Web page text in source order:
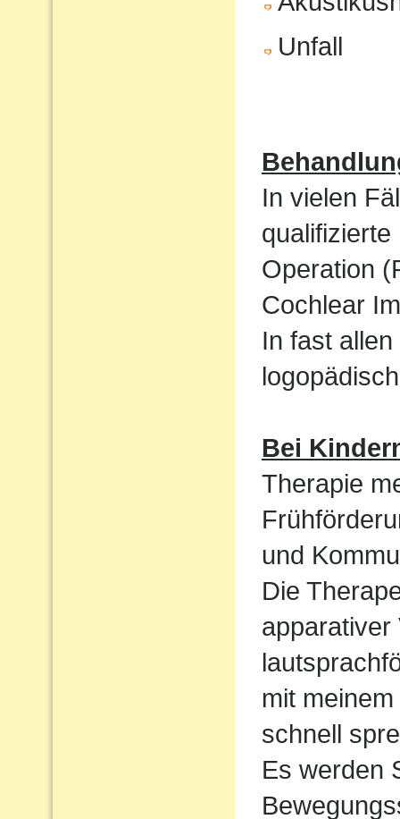
Unfall
In vielen
Operation
Cochlear
In fast
Bei
Therapie
und
Die
apparativer
mit
schnell
Es werden